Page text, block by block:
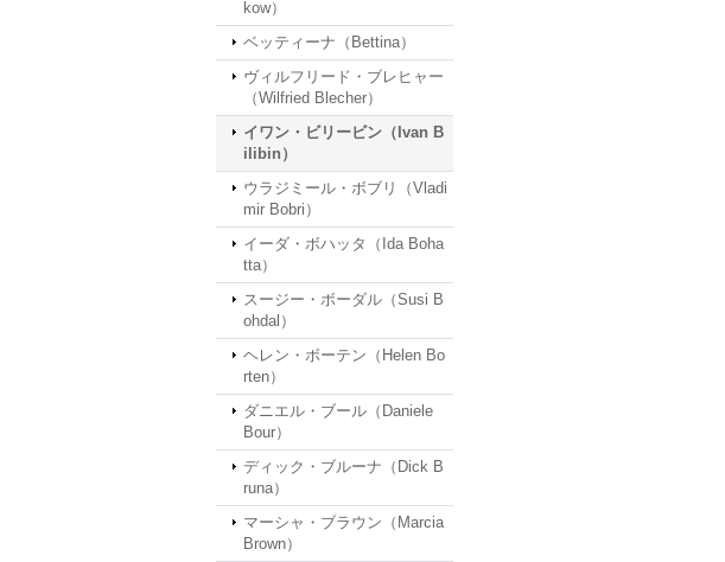
kow）
ベッティーナ（Bettina）
ヴィルフリード・ブレヒャー
（Wilfried Blecher）
イワン・ビリービン（Ivan B
ilibin）
ウラジミール・ボブリ（Vladi
mir Bobri）
イーダ・ボハッタ（Ida Boha
tta）
スージー・ボーダル（Susi B
ohdal）
ヘレン・ボーテン（Helen Bo
rten）
ダニエル・ブール（Daniele
Bour）
ディック・ブルーナ（Dick B
runa）
マーシャ・ブラウン（Marcia
Brown）